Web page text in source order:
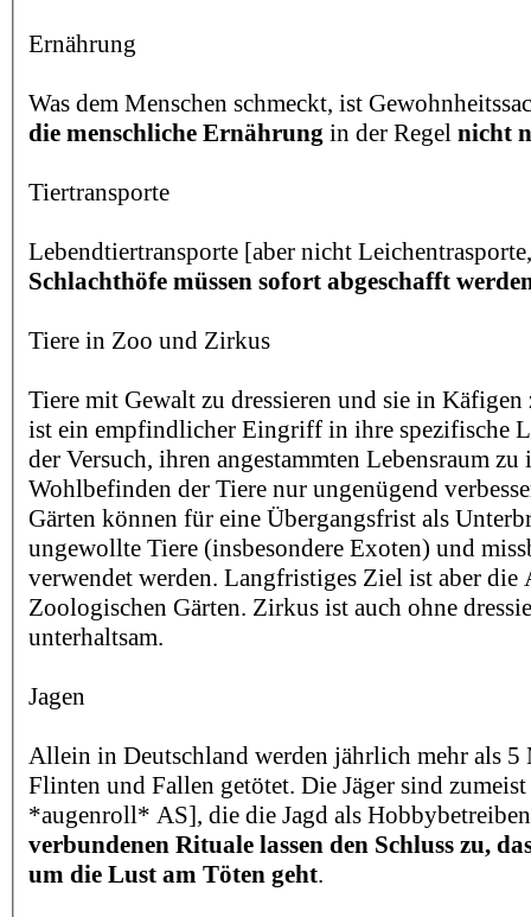
Ernährung
Was dem Menschen schmeckt, ist
die menschliche Ernährung in der Regel nicht
Tiertransporte
Lebendtiertransporte [aber nicht
Schlachthöfe müssen sofort abgeschafft
Tiere in Zoo und Zirkus
Tiere mit Gewalt zu dressieren und sie in Käfigen
ist ein empfindlicher Eingriff in ihre spezifische
der Versuch, ihren angestammten Lebensraum
Wohlbefinden der Tiere nur ungenügend
Gärten können für eine Übergangsfrist als
ungewollte Tiere (insbesondere Exoten) und
verwendet werden. Langfristiges Ziel ist aber die
Zoologischen Gärten. Zirkus ist auch ohne
unterhaltsam.
Jagen
Allein in Deutschland werden jährlich mehr als
Flinten und Fallen getötet. Die Jäger sind
*augenroll* AS], die die Jagd als
verbundenen Rituale lassen den Schluss zu,
um die Lust am Töten geht.